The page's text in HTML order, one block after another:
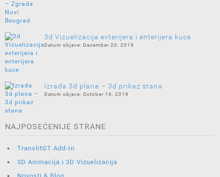
3d Vizuelizacija exterijera i enterijera kuce
December 20, 2019
Izrada 3d plana – 3d prikaz stana
October 16, 2019
NAJPOSEĆENIJE STRANE
TranslitGT Add-In
3D Animacija i 3D Vizuelizacija